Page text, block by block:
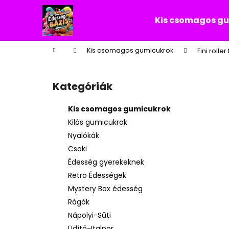
tartalomhoz
Kis csomagos
KezdőlapKis csomagos gumicukrok Fini roller
Kategóriák
átugrása
Kategóriák
Kis csomagos gumicukrok
Kilós gumicukrok
Nyalókák
Csoki
Édesség gyerekeknek
Retro Édességek
Mystery Box édesség
Rágók
Nápolyi-Süti
á
Vissza
a boltba
Vissza
a boltba